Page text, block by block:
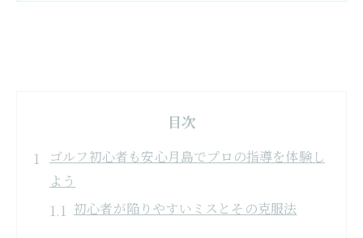
目次
ゴルフ初心者も安心月島でプロの指導を体験し
よう
初心者が陥りやすいミスとその克服法